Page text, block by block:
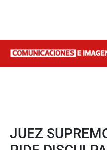
JUEZ